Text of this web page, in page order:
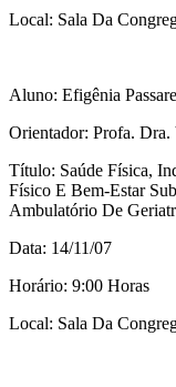
Local: Sala Da
Aluno: Efigênia
Orientador: Profa.
Título: Saúde Física,
Físico E Bem-Estar
Ambulatório De
Data: 14/11/07
Horário: 9:00 Horas
Local: Sala Da